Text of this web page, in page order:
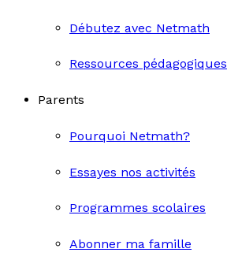
Débutez avec Netmath
Ressources pédagogiques
Parents
Pourquoi Netmath?
Essayes nos activités
Programmes scolaires
Abonner ma famille